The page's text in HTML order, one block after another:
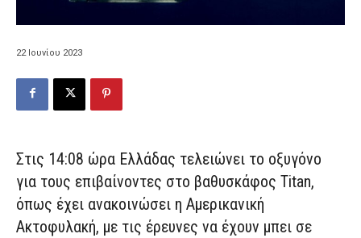
22 Ιουνίου 2023
Στις 14:08 ώρα Ελλάδας τελειώνει το οξυγόνο
για τους επιβαίνοντες στο βαθυσκάφος Titan,
όπως έχει ανακοινώσει η Αμερικανική
Ακτοφυλακή, με τις έρευνες να έχουν μπει σε